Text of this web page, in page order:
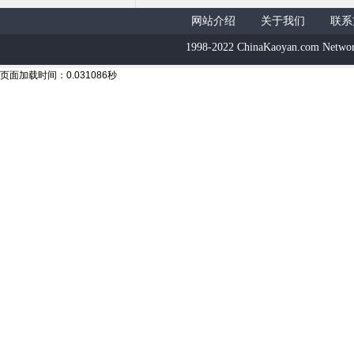
网站介绍 关于我们 联
1998-2022 ChinaKaoyan.com
页面加载时间：0.031086秒